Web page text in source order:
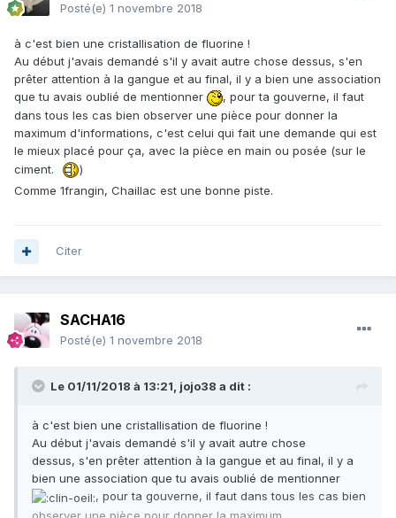
Posté(e) 1 novembre 2018
à c'est bien une cristallisation de fluorine !
Au début j'avais demandé s'il y avait autre chose dessus, s'en
prêter attention à la gangue et au final, il y a bien une association
que tu avais oublié de mentionner
, pour ta gouverne, il faut
dans tous les cas bien observer une pièce pour donner la
maximum d'informations, c'est celui qui fait une demande qui est
le mieux placé pour ça, avec la pièce en main ou posée (sur le
ciment.
)
Comme 1frangin, Chaillac est une bonne piste.
Citer
SACHA16
Posté(e) 1 novembre 2018
Le 01/11/2018 à 13:21, jojo38 a dit :
à c'est bien une cristallisation de fluorine !
Au début j'avais demandé s'il y avait autre chose
dessus, s'en prêter attention à la gangue et au final, il y a
bien une association que tu avais oublié de mentionner
, pour ta gouverne, il faut dans tous les cas bien